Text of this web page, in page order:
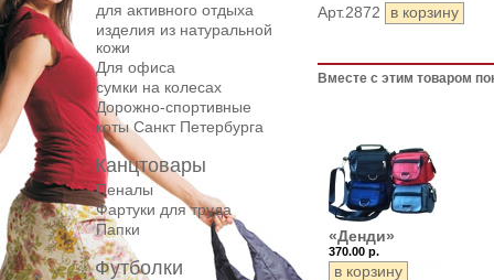
для активного отдыха
изделия из натуральной
кожи
Для офиса
сумки на колесах
Дорожнo-спортивные
коты Санкт Петербурга
Канцтовары
Пеналы
Фартуки для труда
Папки
Футболки
Арт.2872
Вместе с этим товаром
«Денди»
370.00 р.